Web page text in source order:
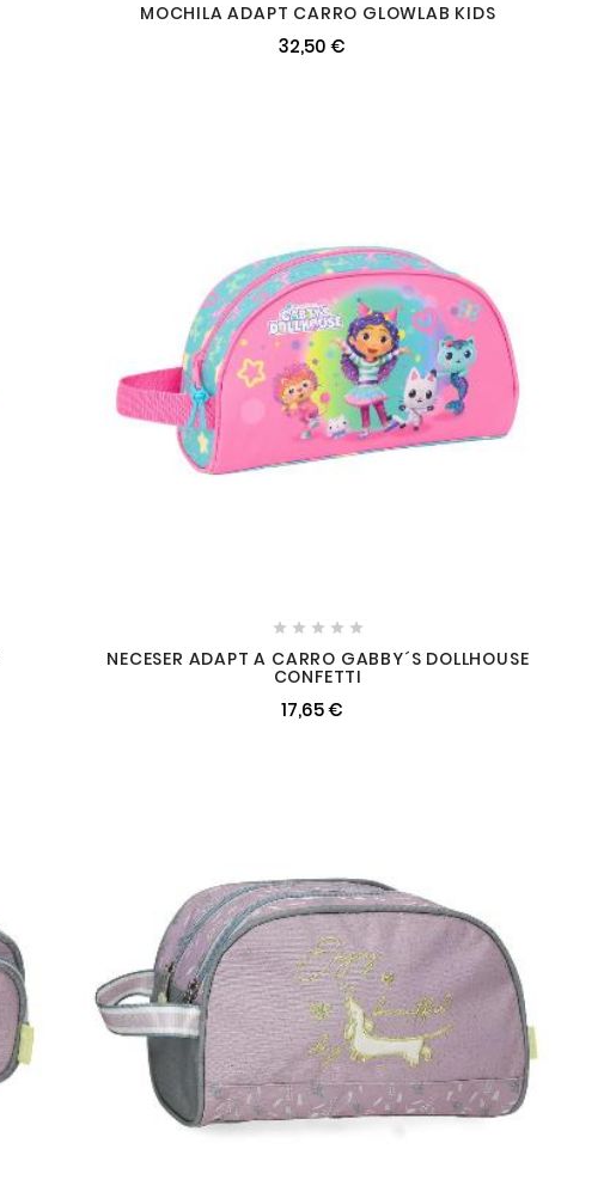
MOCHILA ADAPT CARRO GLOWLAB KIDS
32,50 €
    
NECESER ADAPT A CARRO GABBY´S DOLLHOUSE
CONFETTI
17,65 €